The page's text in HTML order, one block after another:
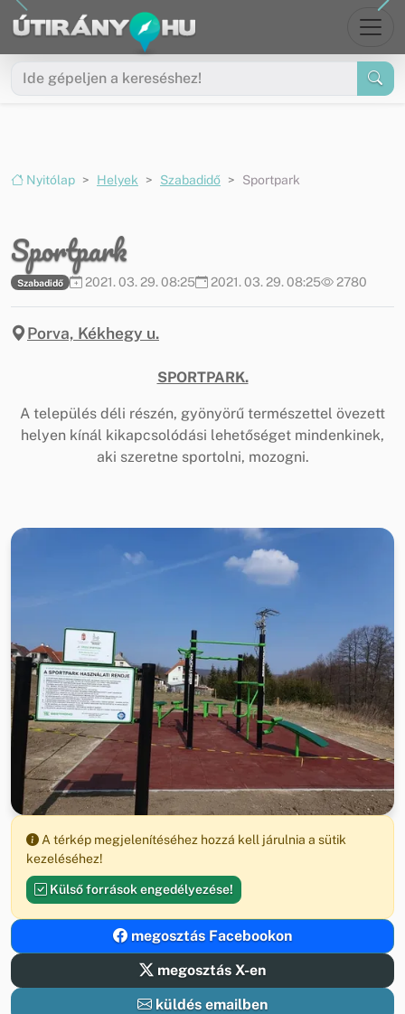
Ugrás a menüre
Ugrás a tartalomra
Nyitólap Helyek Szabadidő Sportpark
Sportpark
Szabadidő 2021. 03. 29. 08:25 2021. 03. 29. 08:25 2780
Porva, Kékhegy u.
SPORTPARK.
A település déli részén, gyönyörű természettel övezett
helyen kínál kikapcsolódási lehetőséget mindenkinek,
aki szeretne sportolni, mozogni.
A térkép megjelenítéséhez hozzá kell járulnia a sütik
kezeléséhez!
Külső források engedélyezése!
megosztás Facebookon
megosztás X-en
küldés emailben